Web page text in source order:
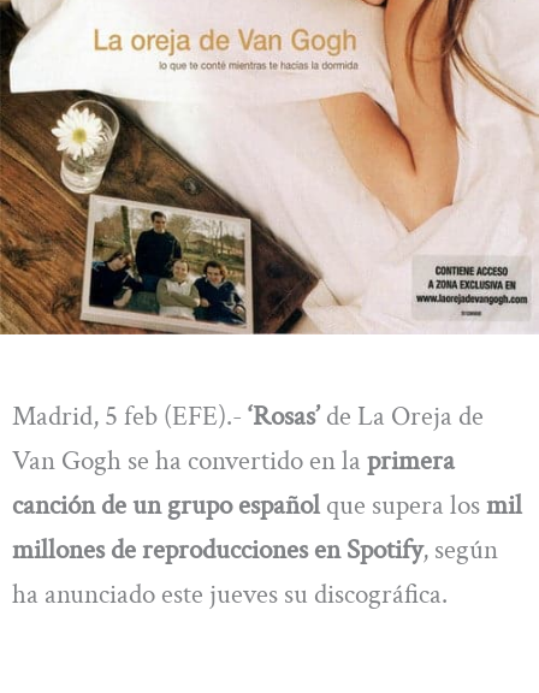
Madrid, 5 feb (EFE).- ‘Rosas’de La Oreja de
Van Gogh se ha convertido en la primera
canción de un grupo español que supera losmil
millones de reproducciones en Spotify, según
ha anunciado este jueves su discográfica.